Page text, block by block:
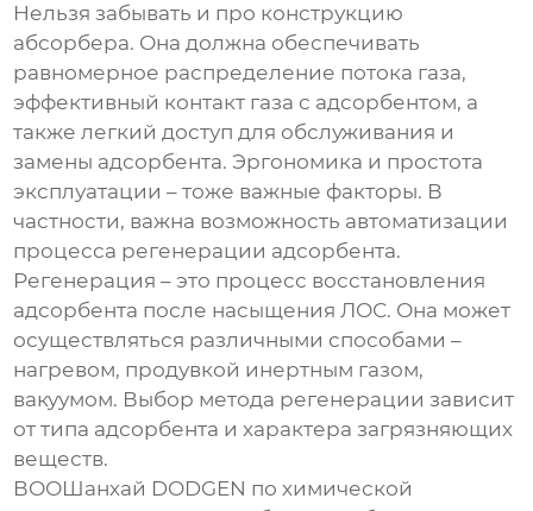
Нельзя забывать и про конструкцию
абсорбера. Она должна обеспечивать
равномерное распределение потока газа,
эффективный контакт газа с адсорбентом, а
также легкий доступ для обслуживания и
замены адсорбента. Эргономика и простота
эксплуатации – тоже важные факторы. В
частности, важна возможность автоматизации
процесса регенерации адсорбента.
Регенерация – это процесс восстановления
адсорбента после насыщения ЛОС. Она может
осуществляться различными способами –
нагревом, продувкой инертным газом,
вакуумом. Выбор метода регенерации зависит
от типа адсорбента и характера загрязняющих
веществ.
ВООШанхай DODGEN по химической